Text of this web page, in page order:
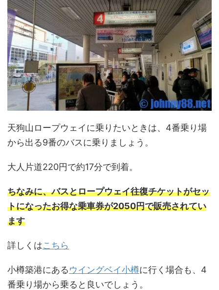
天狗山ロープウェイに乗りたいときは、4番乗り場
から出る9番のバスに乗りましょう。
大人片道220円で約17分で到着。
ちなみに、バスとロープウェイ往復チケットがセッ
トになったお得な乗車券が2050円で販売されてい
ます
詳しくはこちら
小樽築港にあるウイングベイ小樽に行く場合も、4
番乗り場から乗ると良いでしょう。